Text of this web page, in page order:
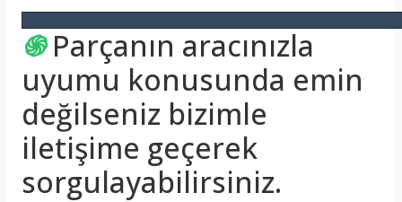
֍ Parçanın aracınızla
uyumu konusunda emin
değilseniz bizimle
iletişime geçerek
sorgulayabilirsiniz.